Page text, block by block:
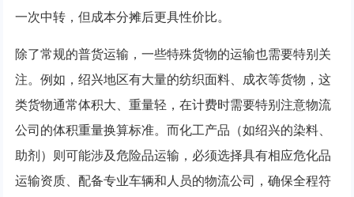
一次中转，但成本分摊后更具性价比。
除了常规的普货运输，一些特殊货物的运输也需要特别关
注。例如，绍兴地区有大量的纺织面料、成衣等货物，这
类货物通常体积大、重量轻，在计费时需要特别注意物流
公司的体积重量换算标准。而化工产品（如绍兴的染料、
助剂）则可能涉及危险品运输，必须选择具有相应危化品
运输资质、配备专业车辆和人员的物流公司，确保全程符